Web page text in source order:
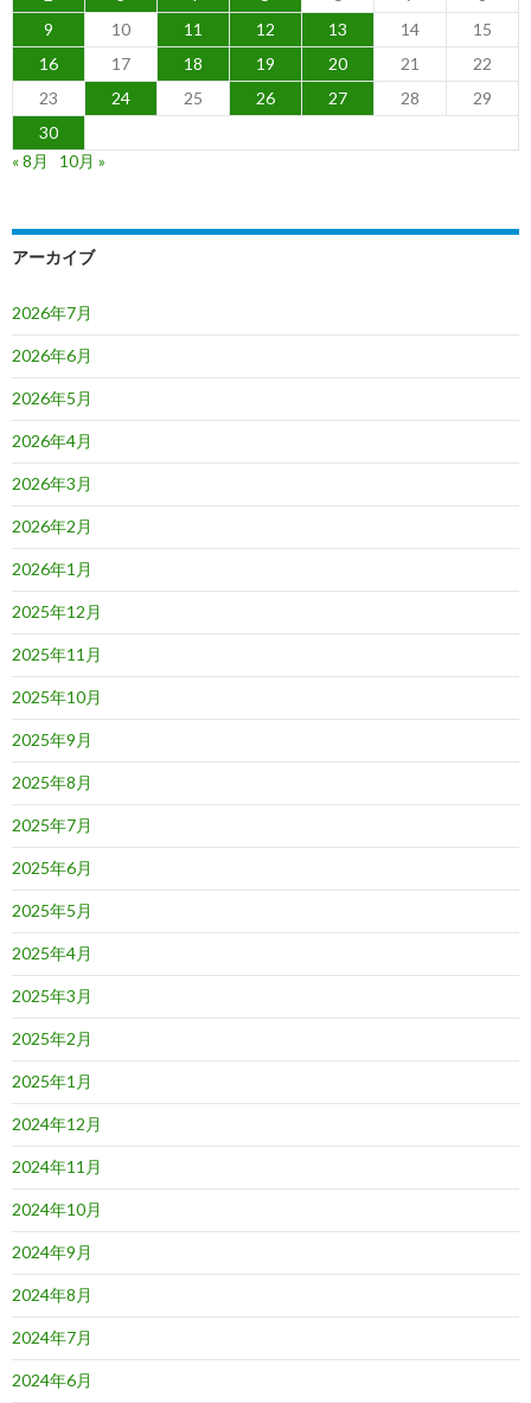
9
10 11 12 13 14
15
16
17 18 19 20 21
22
23
24 25 26 27 28
29
30
« 8月
10月 »
アーカイブ
2026年7月
2026年6月
2026年5月
2026年4月
2026年3月
2026年2月
2026年1月
2025年12月
2025年11月
2025年10月
2025年9月
2025年8月
2025年7月
2025年6月
2025年5月
2025年4月
2025年3月
2025年2月
2025年1月
2024年12月
2024年11月
2024年10月
2024年9月
2024年8月
2024年7月
2024年6月